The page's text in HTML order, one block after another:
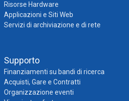
Risorse Hardware
Applicazioni e Siti Web
Servizi di archiviazione e di rete
Supporto
Finanziamenti su bandi di ricerca
Acquisti, Gare e Contratti
Organizzazione eventi